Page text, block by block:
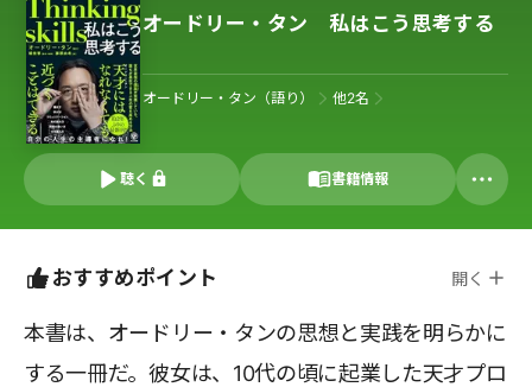
オードリー・タン 私はこう思考する
オードリー・タン（語り） 他2名
聴く 書籍情報
おすすめポイント 開く
本書は、オードリー・タンの思想と実践を明らかに
する一冊だ。彼女は、10代の頃に起業した天才プロ